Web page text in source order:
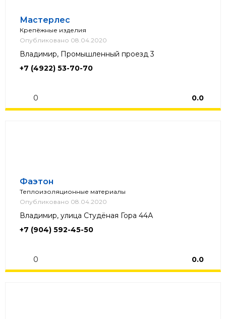
Мастерлес
Крепёжные изделия
Опубликовано 08.04.2020
Владимир, Промышленный проезд 3
+7 (4922) 53-70-70
0 0.0
Фаэтон
Теплоизоляционные материалы
Опубликовано 08.04.2020
Владимир, улица Студёная Гора 44А
+7 (904) 592-45-50
0 0.0